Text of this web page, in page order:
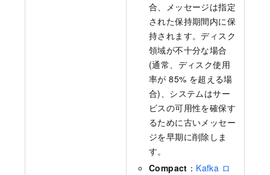
合、メッセージは指定
された保持期間内に保
持されます。ディスク
領域が不十分な場合
(通常、ディスク使用
率が 85% を超える場
合)、システムはサー
ビスの可用性を確保す
るために古いメッセー
ジを早期に削除しま
す。
Compact ： Kafka ロ